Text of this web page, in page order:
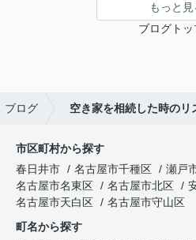
もっと見
ブログト
ブログ 空き家を相続した時の
市区町村から探す
春日井市
名古屋市千種区 瀬戸
名古屋市名東区
名古屋市北区
名古屋市天白区
名古屋市守山区
町名から探す